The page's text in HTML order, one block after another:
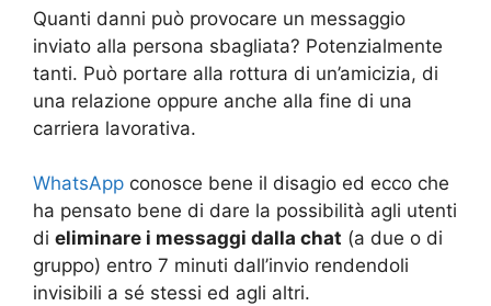
Quanti danni può provocare un messaggio
inviato alla persona sbagliata? Potenzialmente
tanti. Può portare alla rottura di un’amicizia, di
una relazione oppure anche alla fine di una
carriera lavorativa.
WhatsApp conosce bene il disagio ed ecco che
ha pensato bene di dare la possibilità agli utenti
di eliminare i messaggi dalla chat (a due o di
gruppo) entro 7 minuti dall’invio rendendoli
invisibili a sé stessi ed agli altri.